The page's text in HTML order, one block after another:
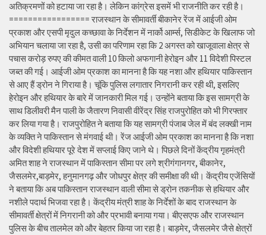
अतिक्रमणों को हटाया जा रहा है। लेकिन कांग्रेस इसमें भी राजनीति कर रही है।
================= राजस्थान के सीमावर्ती बीकानेर रेंज में आईजी ओम
प्रकाश और एसपी मृदुल कच्छावा के निर्देशन में नार्को आर्म्स, सिडीकेट के खिलाफ जो
अभियान चलाया जा रहा है, उसी का परिणाम रहा कि 2 अगस्त को खाजूवाला क्षेत्र से
पचास करोड़ रुपए की कीमत वाली 10 किलो अफगानी हेरोइन और 11 विदेशी पिस्टल
जब्त की गई। आईजी ओम प्रकाश का मानना है कि यह नशा और हथियार पाकिस्तान
से आए हैं ड्रोन ने गिराया है। चूंकि पुलिस लगातार निगरानी कर रही थी, इसलिए
हेरोइन और हथियार के बारे में जानकारी मिल गई। उन्होंने बताया कि इस सामग्री के
साथ डिलीवरी मैन पाली के जैतारण निवासी वीरेंद्र सिंह राजपुरोहित को भी गिरफ्तार
कर लिया गया है। राजपुरोहित ने बताया कि यह सामग्री पंजाब जेल में बंद लक्खी नाम
के व्यक्ति ने पाकिस्तान से मंगवाई थी। रेंज आईजी ओम प्रकाश का मानना है कि नशा
और विदेशी हथियार पूरे देश में सप्लाई किए जाने थे। पिछले दिनों केंद्रीय गृहमंत्री
अमित शाह ने राजस्थान में पाकिस्तान सीमा पर लगे श्रीगंगानगर, बीकानेर,
जैसलमेर,बाड़मेर, हनुमानगढ़ और जोधपुर क्षेत्र की समीक्षा की थी। केंद्रीय एजेंसियों
ने बताया कि अब पाकिस्तान राजस्थान वाली सीमा से ड्रोन तकनीक से हथियार और
नशीले पदार्थ भिजवा रहा है। केंद्रीय मंत्री शाह के निर्देशों के बाद राजस्थान के
सीमावर्ती क्षेत्रों में निगरानी को और प्रभावी बनाया गया। बीएसएफ और राजस्थान
पुलिस के बीच तालमेल को और बेहतर किया जा रहा है। बाड़मेर, जैसलमेर जैसे क्षेत्रों